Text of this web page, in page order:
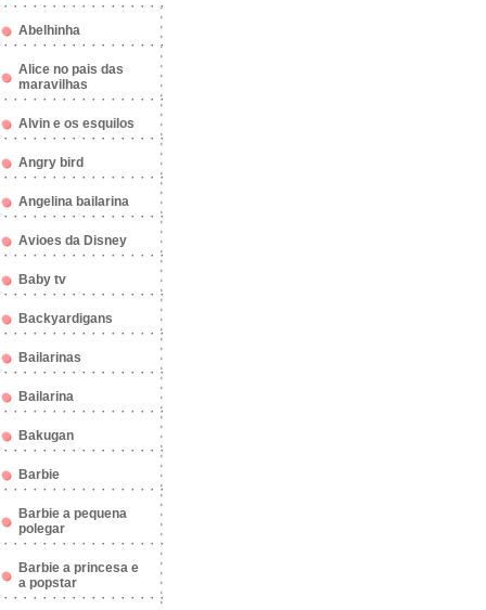
Abelhinha
Alice no pais das
maravilhas
Alvin e os esquilos
Angry bird
Angelina bailarina
Avioes da Disney
Baby tv
Backyardigans
Bailarinas
Bailarina
Bakugan
Barbie
Barbie a pequena
polegar
Barbie a princesa e
a popstar